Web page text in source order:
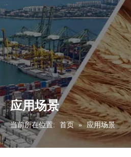
应用场景
当前所在位置: 首页 » 应用场景